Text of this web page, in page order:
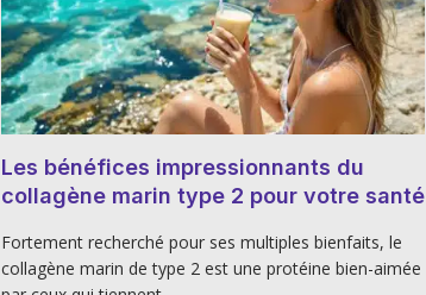
Les bénéfices impressionnants du
collagène marin type 2 pour votre santé
Fortement recherché pour ses multiples bienfaits, le
collagène marin de type 2 est une protéine bien-aimée